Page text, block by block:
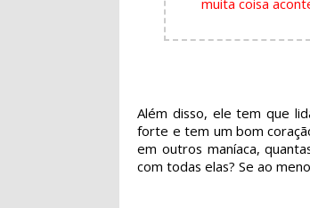
Além disso, ele tem que
forte e tem um bom
em outros maníaca,
com todas elas? Se ao